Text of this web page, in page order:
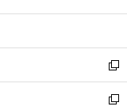
ウ
開
く
新
し
い
新